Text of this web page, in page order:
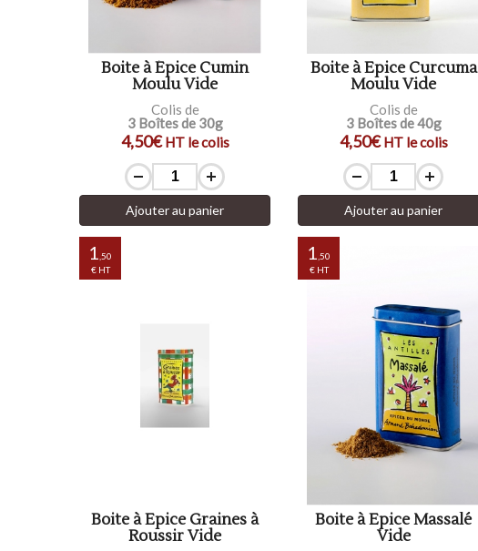
Boite à Épice Cumin
Moulu Vide
Colis de
3 Boîtes de 30g
4,50€HT le colis
Ajouter au panier
Boite à Epice Curcuma
Moulu Vide
Colis de
3 Boîtes de 40g
4,50€HT le colis
Ajouter au panier
1 ,50
€ HT
Boite à Epice Graines à
Roussir Vide
1 ,50
€ HT
Boite à Epice Massalé
Vide